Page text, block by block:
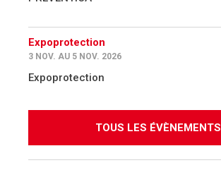
Expoprotection
3 NOV. AU 5 NOV. 2026
Expoprotection
TOUS LES ÉVÈNEMENTS